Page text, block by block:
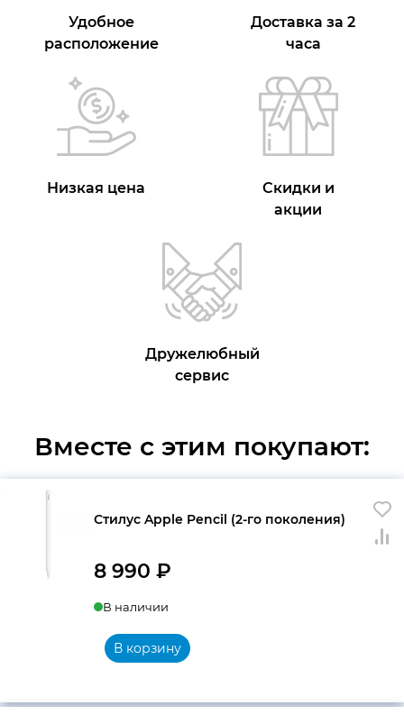
Удобное
расположение
Доставка за 2
часа
Низкая цена
Скидки и
акции
Дружелюбный
сервис
Вместе с этим покупают:
Стилус Apple Pencil (2-го поколения)
8 990 ₽
В наличии
В корзину